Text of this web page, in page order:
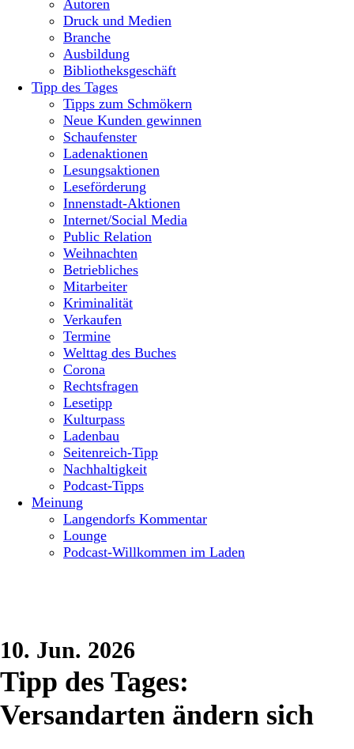
Autoren
Druck und Medien
Branche
Ausbildung
Bibliotheksgeschäft
Tipp des Tages
Tipps zum Schmökern
Neue Kunden gewinnen
Schaufenster
Ladenaktionen
Lesungsaktionen
Leseförderung
Innenstadt-Aktionen
Internet/Social Media
Public Relation
Weihnachten
Betriebliches
Mitarbeiter
Kriminalität
Verkaufen
Termine
Welttag des Buches
Corona
Rechtsfragen
Lesetipp
Kulturpass
Ladenbau
Seitenreich-Tipp
Nachhaltigkeit
Podcast-Tipps
Meinung
Langendorfs Kommentar
Lounge
Podcast-Willkommen im Laden
10. Jun. 2026
Tipp des Tages:
Versandarten ändern sich